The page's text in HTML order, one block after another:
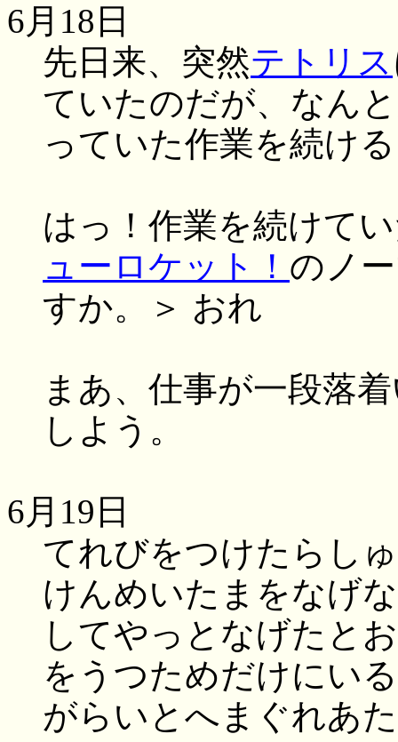
6月18日
先日来、突然テトリス
ていたのだが、なん
っていた作業を続け
はっ！作業を続けて
ューロケット！ のノ
すか。＞ おれ
まあ、仕事が一段落
しよう。
6月19日
てれびをつけたらし
けんめいたまをなげ
してやっとなげたと
をうつためだけにい
がらいとへまぐれあ